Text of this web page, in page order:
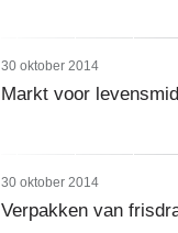
30 oktober 2014
Markt voor
30 oktober 2014
Verpakken van